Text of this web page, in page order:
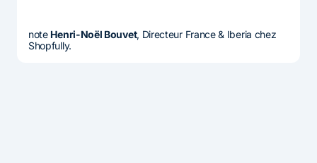
note Henri-Noël Bouvet, Directeur France & Iberia chez
Shopfully.